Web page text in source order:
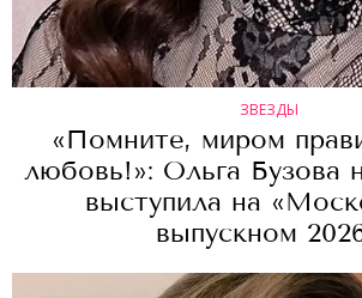
ЗВЕЗДЫ
«Помните, миром
любовь!»: Ольга Бузова
выступила на
выпускном